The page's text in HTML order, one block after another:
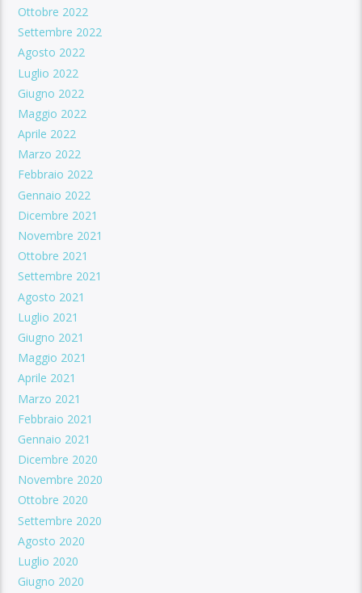
Ottobre 2022
Settembre 2022
Agosto 2022
Luglio 2022
Giugno 2022
Maggio 2022
Aprile 2022
Marzo 2022
Febbraio 2022
Gennaio 2022
Dicembre 2021
Novembre 2021
Ottobre 2021
Settembre 2021
Agosto 2021
Luglio 2021
Giugno 2021
Maggio 2021
Aprile 2021
Marzo 2021
Febbraio 2021
Gennaio 2021
Dicembre 2020
Novembre 2020
Ottobre 2020
Settembre 2020
Agosto 2020
Luglio 2020
Giugno 2020